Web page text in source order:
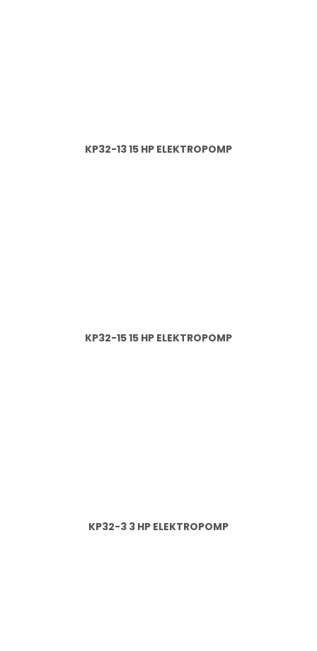
KP32-13 15 HP ELEKTROPOMP
KP32-15 15 HP ELEKTROPOMP
KP32-3 3 HP ELEKTROPOMP